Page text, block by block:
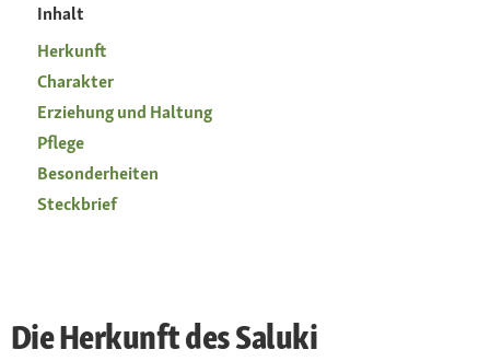
Inhalt
Herkunft
Charakter
Erziehung und Haltung
Pflege
Besonderheiten
Steckbrief
Die Herkunft des Saluki